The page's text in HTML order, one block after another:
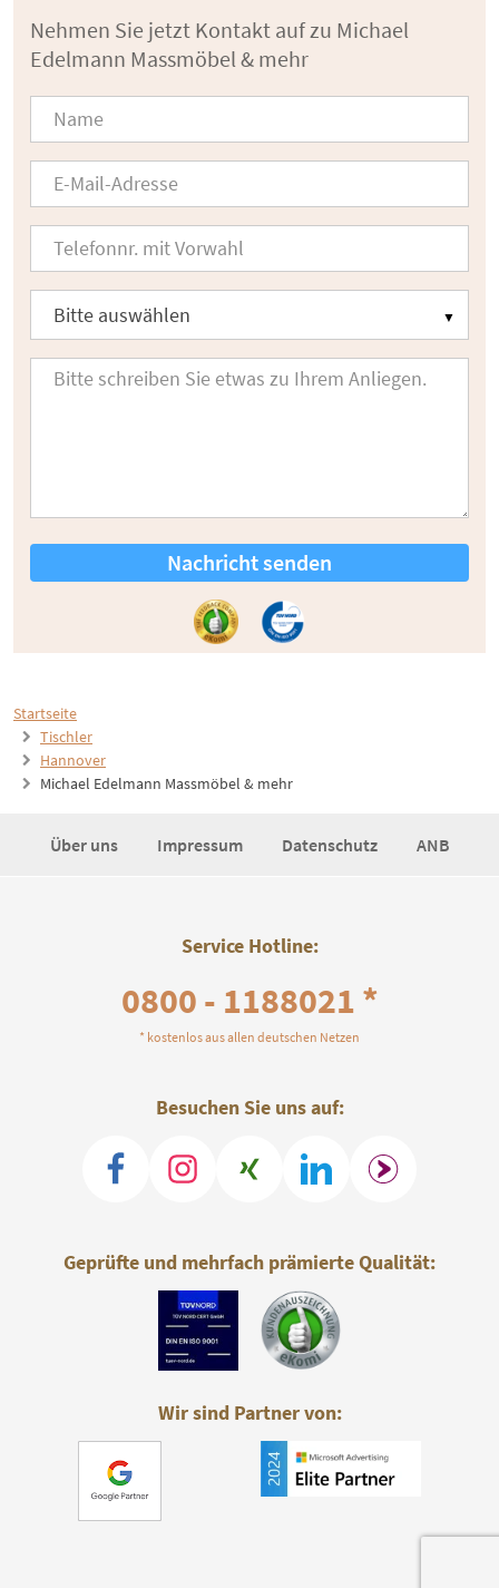
Startseite
Tischler
Hannover
Michael Edelmann Massmöbel & mehr
Nehmen Sie jetzt Kontakt auf zu Michael
Edelmann Massmöbel & mehr
Nachricht senden
Über uns Impressum Datenschutz ANB
Service Hotline:
0800 - 1188021 *
* kostenlos aus allen deutschen Netzen
Besuchen Sie uns auf:
Geprüfte und mehrfach prämierte Qualität:
Wir sind Partner von: